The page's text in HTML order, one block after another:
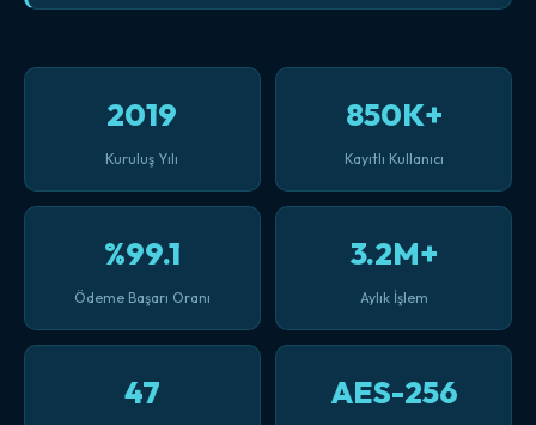
2019
Kuruluş Yılı
850K+
Kayıtlı Kullanıcı
%99.1
Ödeme Başarı Oranı
3.2M+
Aylık İşlem
47 AES-256